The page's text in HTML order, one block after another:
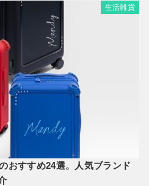
生活雑貨
おすすめ24選。人気ブランド